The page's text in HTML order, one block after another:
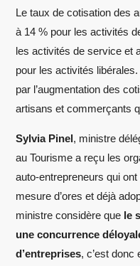
Le taux de cotisation des
à 14 % pour les activités
les activités de service et
pour les activités
par l’augmentation des
artisans et commerçants
Sylvia Pinel, ministre
au Tourisme a reçu les
auto-entrepreneurs qui
mesure d’ores et déjà
ministre considère que le
une concurrence
d’entreprises, c’est donc